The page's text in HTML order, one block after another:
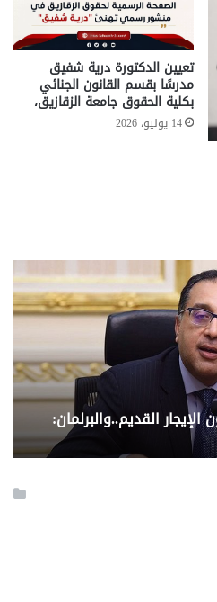
تعيين الدكتورة درية شفيق
مدرسًا بقسم القانون الجنائي
بكلية الحقوق جامعة الزقازيق،
14 يوليو، 2026
القديم..والبرلمان:
..
من